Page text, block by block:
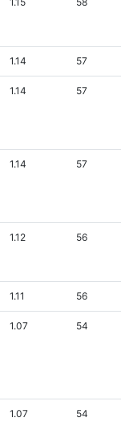
1.14 57
1.14 57
1.14 57
1.12 56
1.11 56
1.07 54
1.07 54